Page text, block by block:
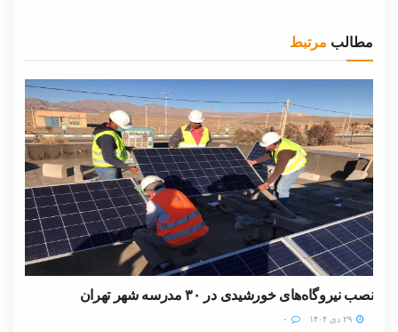
مطالب مرتبط
نصب نیروگاه‌های خورشیدی در ۳۰ مدرسه شهر تهران